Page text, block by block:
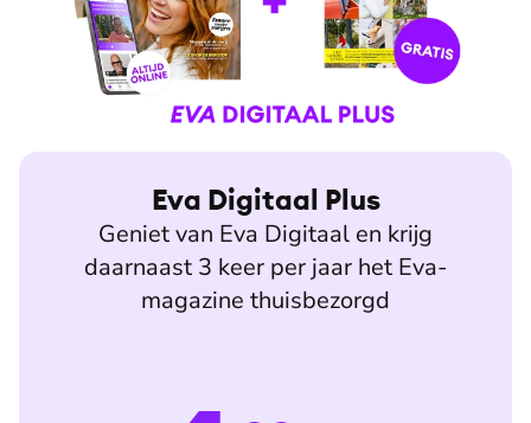
Eva Digitaal Plus
Geniet van Eva Digitaal en krijg
daarnaast 3 keer per jaar het Eva-
magazine thuisbezorgd